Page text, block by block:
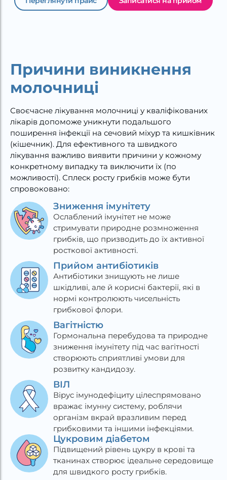
Причини виникнення
молочниці
Своєчасне лікування молочниці у кваліфікованих
лікарів допоможе уникнути подальшого
поширення інфекції на сечовий міхур та кишківник
(кішечник). Для ефективного та швидкого
лікування важливо виявити причини у кожному
конкретному випадку та виключити їх (по
можливості). Сплеск росту грибків може бути
спровоковано:
Зниження імунітету
Ослаблений імунітет не може
стримувати природне розмноження
грибків, що призводить до їх активної
росткової активності.
Прийом антибіотиків
Антибіотики знищують не лише
шкідливі, але й корисні бактерії, які в
нормі контролюють чисельність
грибкової флори.
Вагітністю
Гормональна перебудова та природне
зниження імунітету під час вагітності
створюють сприятливі умови для
розвитку кандидозу.
ВІЛ
Вірус імунодефіциту цілеспрямовано
вражає імунну систему, роблячи
організм вкрай вразливим перед
грибковими та іншими інфекціями.
Цукровим діабетом
Підвищений рівень цукру в крові та
тканинах створює ідеальне середовище
для швидкого росту грибків.